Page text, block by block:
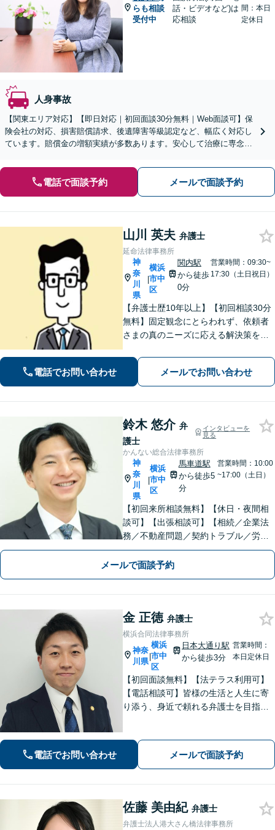
らも相談
受付中
話・ビデオなど)は
応相談
間：本日
定休日
人身事故
【関東エリア対応】【即日対応｜初回面談30分無料｜Web面談可】保
険会社の対応、損害賠償請求、後遺障害等級認定など、幅広く対応し
ています。賠償金の増額実績が多数あります。安心して治療に専念す
電話で面談予約 メールで面談予約
山川 英夫 弁護士
延命法律事務所
神
奈
川
県
|
横浜
市中
区
関内駅
から徒歩
0分
営業時間：09:30~
17:30（土日祝日）
【弁護士歴10年以上】【初回相談30分
無料】固定観念にとらわれず、依頼者
さまの真のニーズに応える解決策を導
士業との連携で不動産トラブルや相続
問題にワンストップの対応も可能【WE
B面談対応】【関内駅3分】
電話でお問い合わせ メールでお問い合わせ
鈴木 悠介 弁
護士
インタビューを
見る
かんない総合法律事務所
神
奈
川
県
|
横浜
市中
区
馬車道駅
から徒歩5
分
営業時間：10:00
~17:00（土日）
【初回来所相談無料】【休日・夜間相
談可】【出張相談可】【相続／企業法
務／不動産問題／契約トラブル／労働
問題等】お気軽にお問い合わせくださ
い【馬車道駅5分】
メールで面談予約
金 正徳 弁護士
横浜合同法律事務所
神奈
川県
|
横浜
市中
区
日本大通り駅
から徒歩3分
営業時間：
本日定休日
【初回面談無料】【法テラス利用可】
【電話相談可】皆様の生活と人生に寄
り添う、身近で頼れる弁護士を目指し
債務整理／刑事事件など、お任せくだ
さい。おひとりで悩みを抱えず、まず
電話でお問い合わせ メールで面談予約
佐藤 美由紀 弁護士
弁護士法人港大さん橋法律事務所